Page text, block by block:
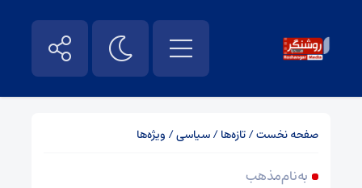
صفحه نخست/تازه‌ها/سیاسی/ ویژه‌ها
به نام مذهب